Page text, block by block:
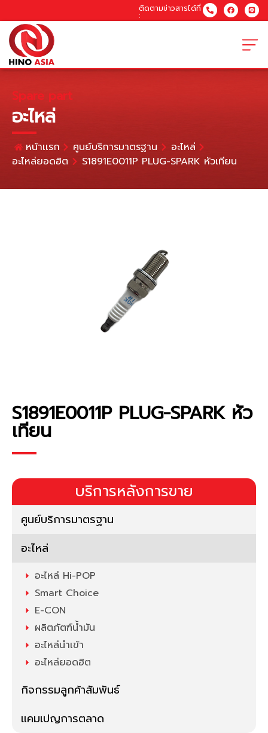
ติดตามข่าวสารได้ที่
:
Spare part
อะไหล่
หน้าเเรก ศูนย์บริการมาตรฐาน
อะไหล่
อะไหล่ยอดฮิต
S1891E0011P PLUG-SPARK หัวเทียน
บริการหลังการขาย
ศูนย์บริการมาตรฐาน
อะไหล่
อะไหล่ Hi-POP
Smart Choice
E-CON
ผลิตภัตฑ์น้ำมัน
อะไหล่นำเข้า
อะไหล่ยอดฮิต
กิจกรรมลูกค้าสัมพันธ์
แคมเปญการตลาด
S1891E0011P PLUG-SPARK หัว
เทียน